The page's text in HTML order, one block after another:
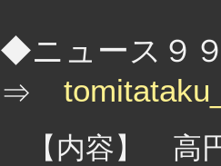
◆ニュース９
⇒
【内容】 高